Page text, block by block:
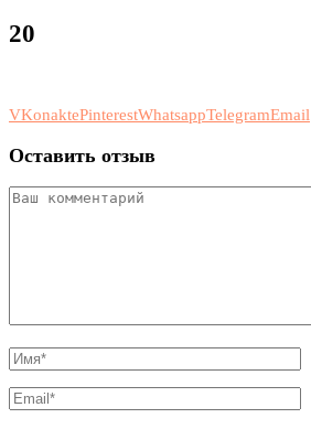
20
VKonaktePinterestWhatsappTelegramEmail
Оставить отзыв